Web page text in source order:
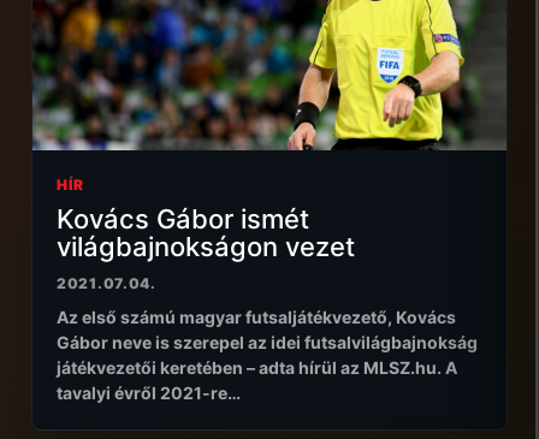
HÍR
Kovács Gábor ismét
világbajnokságon vezet
2021.07.04.
Az első számú magyar futsaljátékvezető, Kovács
Gábor neve is szerepel az idei futsalvilágbajnokság
játékvezetői keretében – adta hírül az MLSZ.hu. A
tavalyi évről 2021-re…